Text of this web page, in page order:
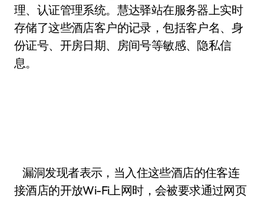
理、认证管理系统。慧达驿站在服务器上实时
存储了这些酒店客户的记录，包括客户名、身
份证号、开房日期、房间号等敏感、隐私信
息。
漏洞发现者表示，当入住这些酒店的住客连
接酒店的开放Wi-Fi上网时，会被要求通过网页